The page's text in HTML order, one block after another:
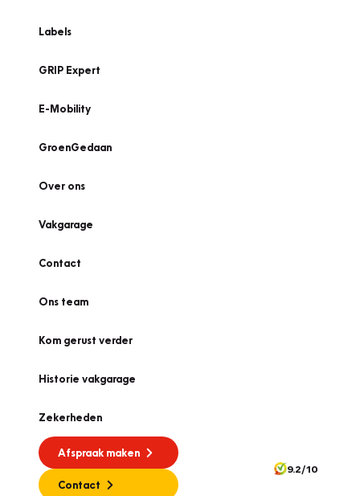
Labels
GRIP Expert
E-Mobility
GroenGedaan
Over ons
Vakgarage
Contact
Ons team
Kom gerust verder
Historie vakgarage
Zekerheden
Afspraak maken
Contact
9.2/10